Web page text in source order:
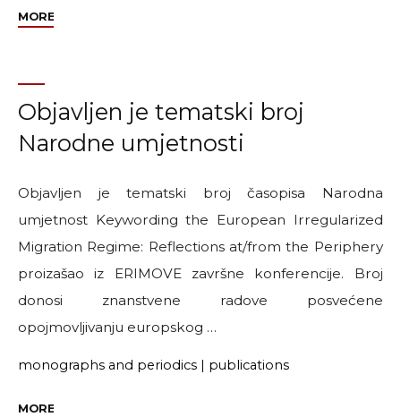
MORE"Knjiga
Objavljen je tematski broj
Narodne umjetnosti
Objavljen je tematski broj časopisa Narodna
umjetnost Keywording the European Irregularized
Migration Regime: Reflections at/from the Periphery
proizašao iz ERIMOVE završne konferencije. Broj
donosi znanstvene radove posvećene
opojmovljivanju europskog …
monographs and periodics | publications
MORE"Objavljen